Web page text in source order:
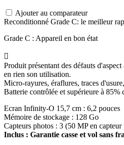
Ajouter au comparateur
Reconditionné Grade C: le meilleur
Grade C : Appareil en bon état

Produit présentant des défauts d'aspect
en rien son utilisation.
Micro-rayures, éraflures, traces
Batterie contrôlée et supérieure à 85%
Ecran Infinity-O 15,7 cm : 6,2 pouces
Mémoire de stockage : 128 Go
Capteurs photos : 3 (50 MP en
Inclus : Garantie casse et vol sans